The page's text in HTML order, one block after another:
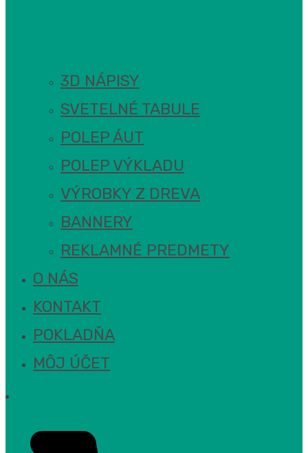
3D NÁPISY
SVETELNÉ TABULE
POLEP ÁUT
POLEP VÝKLADU
VÝROBKY Z DREVA
BANNERY
REKLAMNÉ PREDMETY
O NÁS
KONTAKT
POKLADŇA
MÔJ ÚČET